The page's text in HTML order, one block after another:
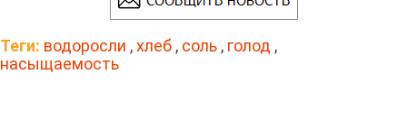
Теги: водоросли ,хлеб , соль , голод ,
насыщаемость